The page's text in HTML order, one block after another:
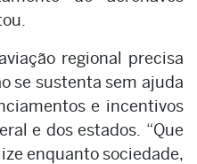
regional precisa
se sustenta sem ajuda
e incentivos
e dos estados. “Que
enquanto sociedade,